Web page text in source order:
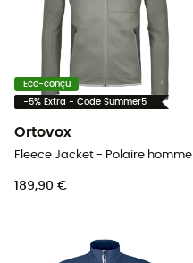
Eco-conçu
-5% Extra - Code Summer5
Ortovox
Fleece Jacket - Polaire homme
189,90 €